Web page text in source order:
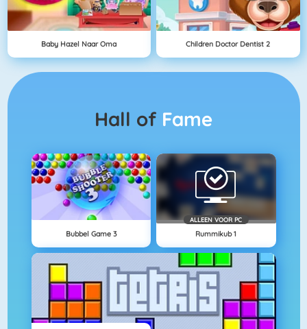
Baby Hazel Naar Oma Children Doctor Dentist 2
Hall of Fame
Bubbel Game 3
ALLEEN VOOR PC
Rummikub 1